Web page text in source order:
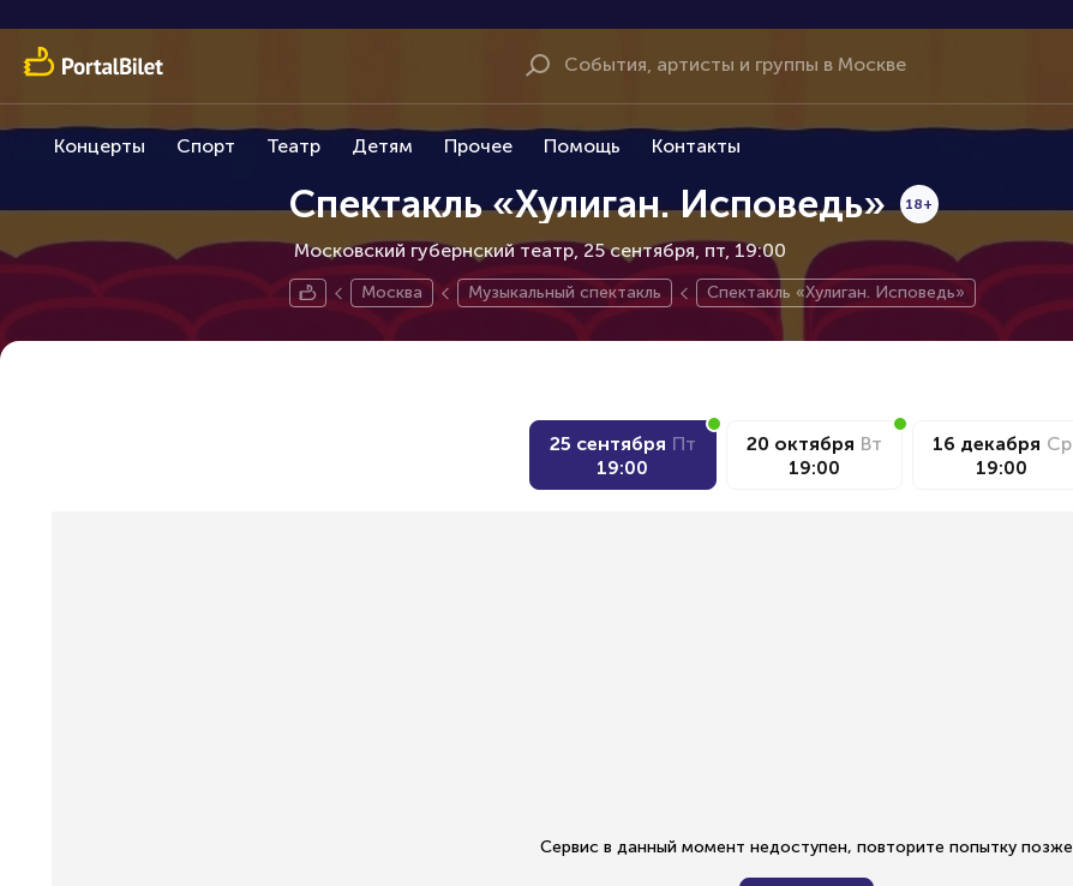
Концерты Спорт Театр Детям Прочее Помощь Контакты
Спектакль «Хулиган. Исповедь»
Московский губернский театр, 25 сентября
18+
пт, 19:00
Москва Музыкальный спектакль Спектакль «Хулиган. Исповедь»
25 сентября Пт
19:00
20 октября Вт
19:00
16 декабря Ср
19:00
Сервис в данный момент недоступен, повторите попытку позже